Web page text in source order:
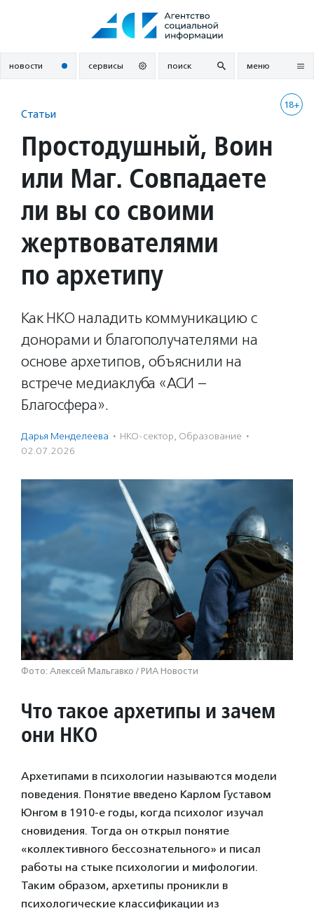
новости сервисы поиск меню
18+
Статьи
Простодушный, Воин
или Маг. Совпадаете
ли вы со своими
жертвователями
по архетипу
Как НКО наладить коммуникацию с
донорами и благополучателями на
основе архетипов, объяснили на
встрече медиаклуба «АСИ –
Благосфера».
Дарья Менделеева · НКО-сектор, Образование ·
02.07.2026
Фото: Алексей Мальгавко / РИА Новости
Что такое архетипы и зачем
они НКО
Архетипами в психологии называются модели
поведения. Понятие введено Карлом Густавом
Юнгом в 1910-е годы, когда психолог изучал
сновидения. Тогда он открыл понятие
«коллективного бессознательного» и писал
работы на стыке психологии и мифологии.
Таким образом, архетипы проникли в
психологические классификации из